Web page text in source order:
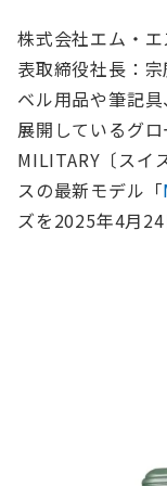
株式会社エム・
表取締役社⻑：
ベル用品や筆記
展開しているグ
MILITARY〔スイ
スの最新モデル「
ズを2025年4月24